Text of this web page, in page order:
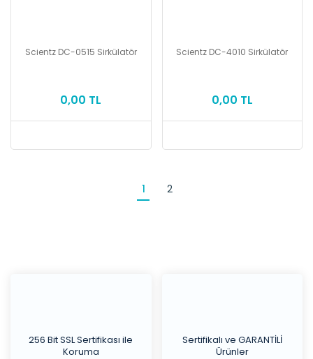
Scientz DC-0515 Sirkülatör
0,00 TL
Scientz DC-4010 Sirkülatör
0,00 TL
1 2
256 Bit SSL Sertifikası ile
Koruma
Sertifikalı ve GARANTİLİ
Ürünler